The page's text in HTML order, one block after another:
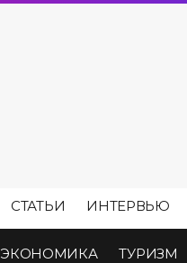
СТАТЬИ ИНТЕРВЬЮ
ЭКОНОМИКА ТУРИЗМ